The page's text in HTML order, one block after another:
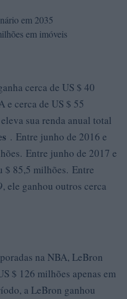
em 2035
em imóveis
cerca de US $ 40
e cerca de US $ 55
sua renda anual total
. Entre junho de 2016 e
Entre junho de 2017 e
$ 85,5 milhões. Entre
ele ganhou outros cerca
na NBA, LeBron
$ 126 milhões apenas em
a LeBron ganhou